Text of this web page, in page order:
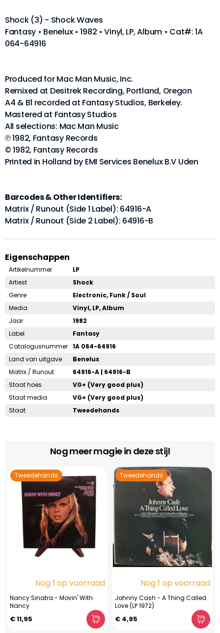
Shock (3) - Shock Waves
Fantasy • Benelux • 1982 • Vinyl, LP, Album • Cat#: 1A
064-64916
Produced for Mac Man Music, Inc.
Remixed at Desitrek Recording, Portland, Oregon
A4 & B1 recorded at Fantasy Studios, Berkeley.
Mastered at Fantasy Studios
All selections: Mac Man Music
℗ 1982, Fantasy Records
© 1982, Fantasy Records
Printed in Holland by EMI Services Benelux B.V Uden
Barcodes & Other Identifiers:
Matrix / Runout (Side 1 Label): 64916-A
Matrix / Runout (Side 2 Label): 64916-B
Eigenschappen
Artikelnummer
LP
Artiest
Shock
Genre
Electronic, Funk / Soul
Media
Vinyl, LP, Album
Jaar
1982
Label
Fantasy
Catalogusnummer 1A 064-64916
Land van uitgave
Benelux
Matrix / Runout
64916-A | 64916-B
Staat hoes
VG+ (Very good plus)
Staat media
VG+ (Very good plus)
Staat
Tweedehands
Nog meer magie in deze stijl
Tweedehands
Nog 1 op voorraad
Nancy Sinatra - Movin' With
Nancy
€ 11,95
Tweedehands
Nog 1 op voorraad
Johnny Cash - A Thing Called
Love (LP 1972)
€ 4,95